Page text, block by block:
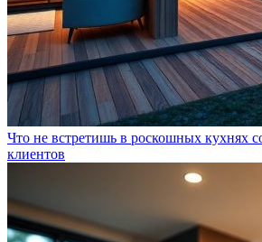
Что не встретишь в роскошных кухнях
клиентов